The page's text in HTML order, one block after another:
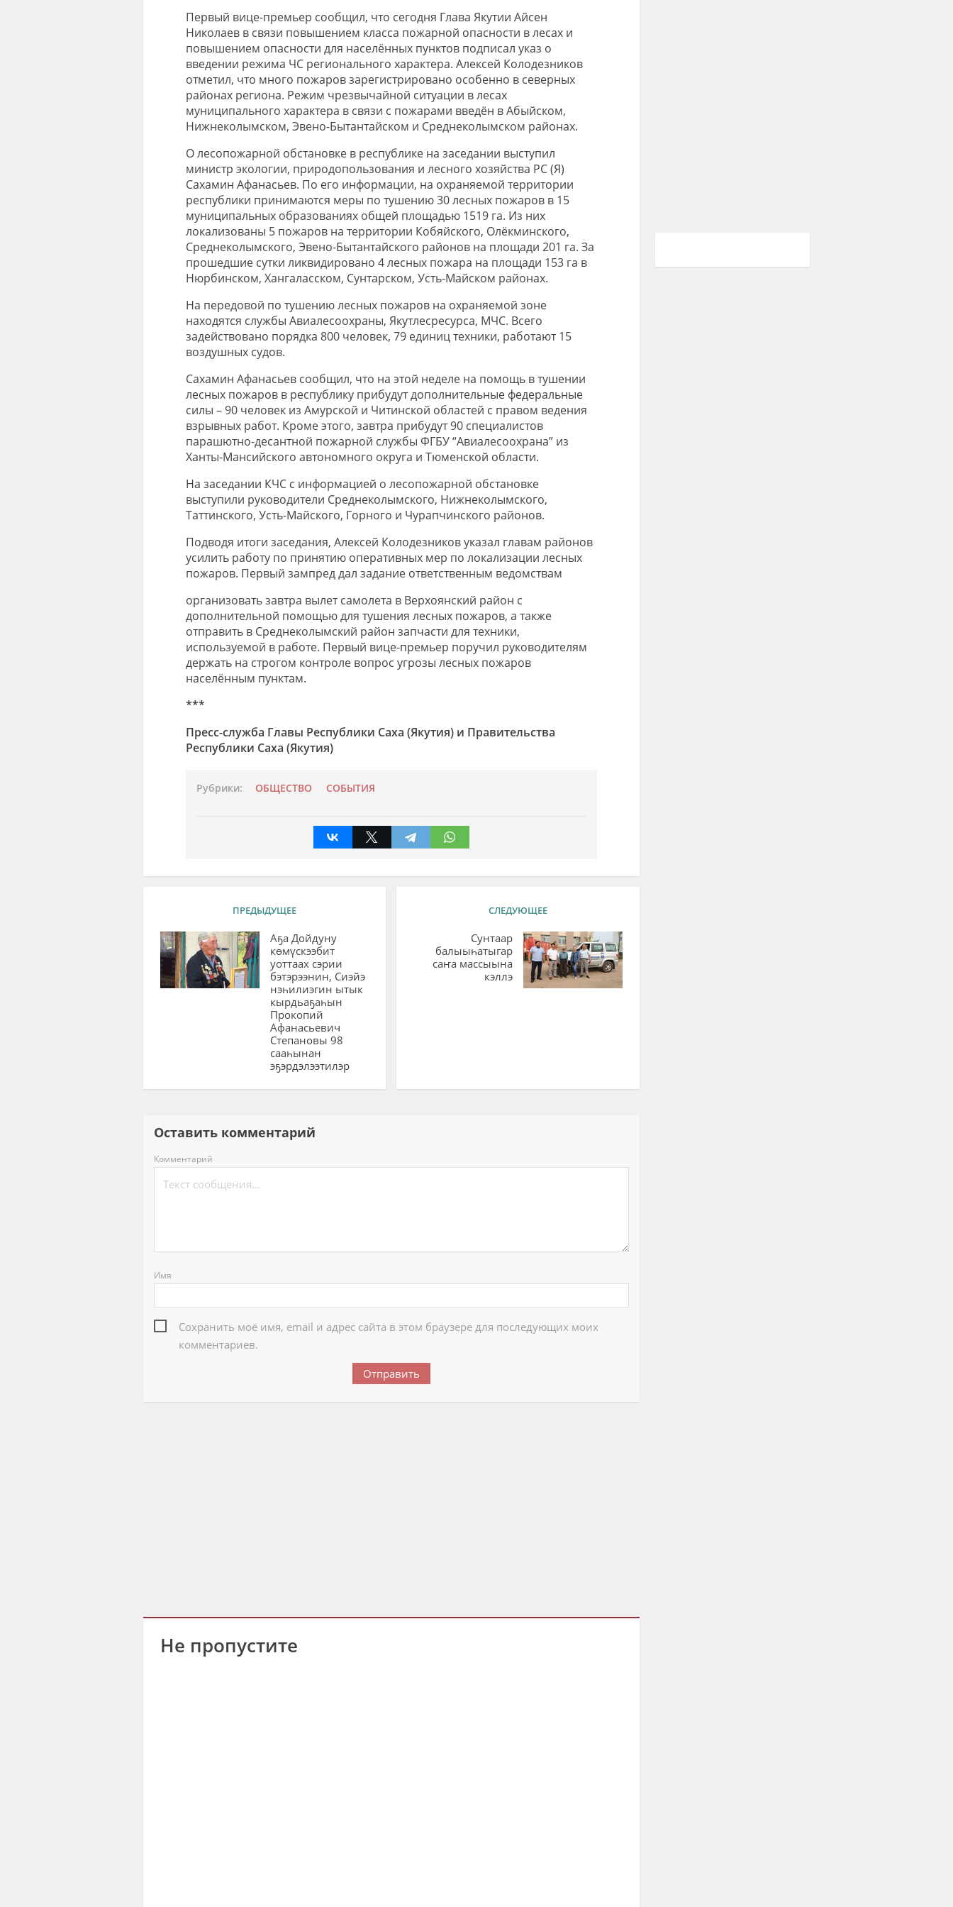
Первый вице-премьер сообщил, что сегодня Глава Якутии Айсен
Николаев в связи повышением класса пожарной опасности в лесах и
повышением опасности для населённых пунктов подписал указ о
введении режима ЧС регионального характера. Алексей Колодезников
отметил, что много пожаров зарегистрировано особенно в северных
районах региона. Режим чрезвычайной ситуации в лесах
муниципального характера в связи с пожарами введён в Абыйском,
Нижнеколымском, Эвено-Бытантайском и Среднеколымском районах.
О лесопожарной обстановке в республике на заседании выступил
министр экологии, природопользования и лесного хозяйства РС (Я)
Сахамин Афанасьев. По его информации, на охраняемой территории
республики принимаются меры по тушению 30 лесных пожаров в 15
муниципальных образованиях общей площадью 1519 га. Из них
локализованы 5 пожаров на территории Кобяйского, Олёкминского,
Среднеколымского, Эвено-Бытантайского районов на площади 201 га. За
прошедшие сутки ликвидировано 4 лесных пожара на площади 153 га в
Нюрбинском, Хангаласском, Сунтарском, Усть-Майском районах.
На передовой по тушению лесных пожаров на охраняемой зоне
находятся службы Авиалесоохраны, Якутлесресурса, МЧС. Всего
задействовано порядка 800 человек, 79 единиц техники, работают 15
воздушных судов.
Сахамин Афанасьев сообщил, что на этой неделе на помощь в тушении
лесных пожаров в республику прибудут дополнительные федеральные
силы – 90 человек из Амурской и Читинской областей с правом ведения
взрывных работ. Кроме этого, завтра прибудут 90 специалистов
парашютно-десантной пожарной службы ФГБУ “Авиалесоохрана” из
Ханты-Мансийского автономного округа и Тюменской области.
На заседании КЧС с информацией о лесопожарной обстановке
выступили руководители Среднеколымского, Нижнеколымского,
Таттинского, Усть-Майского, Горного и Чурапчинского районов.
Подводя итоги заседания, Алексей Колодезников указал главам районов
усилить работу по принятию оперативных мер по локализации лесных
пожаров. Первый зампред дал задание ответственным ведомствам
организовать завтра вылет самолета в Верхоянский район с
дополнительной помощью для тушения лесных пожаров, а также
отправить в Среднеколымский район запчасти для техники,
используемой в работе. Первый вице-премьер поручил руководителям
держать на строгом контроле вопрос угрозы лесных пожаров
населённым пунктам.
***
Пресс-служба Главы Республики Саха (Якутия) и Правительства
Республики Саха (Якутия)
Рубрики: ОБЩЕСТВО СОБЫТИЯ
ПРЕДЫДУЩЕЕ
Аҕа Дойдуну
көмүскээбит
уоттаах сэрии
бэтэрээнин, Сиэйэ
нэһилиэгин ытык
кырдьаҕаһын
Прокопий
Афанасьевич
Степановы 98
сааһынан
эҕэрдэлээтилэр
СЛЕДУЮЩЕЕ
Сунтаар
балыыһатыгар
саҥа массыына
кэллэ
Оставить комментарий
Комментарий
Имя
Сохранить моё имя, email и адрес сайта в этом браузере для последующих моих
комментариев.
Не пропустите